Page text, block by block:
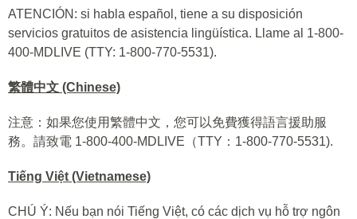
ATENCIÓN: si habla español, tiene a su disposición
servicios gratuitos de asistencia lingüística. Llame al 1-800-
400-MDLIVE (TTY: 1-800-770-5531).
繁體中文 (Chinese)
注意：如果您使用繁體中文，您可以免費獲得語言援助服
務。請致電 1-800-400-MDLIVE（TTY：1-800-770-5531).
Tiếng Việt (Vietnamese)
CHÚ Ý: Nếu bạn nói Tiếng Việt, có các dịch vụ hỗ trợ ngôn